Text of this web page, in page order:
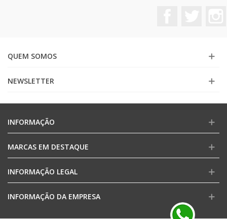
QUEM SOMOS
NEWSLETTER
INFORMAÇÃO
MARCAS EM DESTAQUE
INFORMAÇÃO LEGAL
INFORMAÇÃO DA EMPRESA